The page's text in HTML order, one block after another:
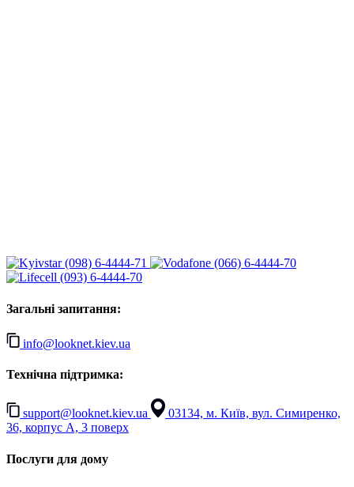
(098) 6-4444-71
(066) 6-4444-70
(093) 6-4444-70
Загальні запитання:
info@looknet.kiev.ua
Технічна підтримка:
support@looknet.kiev.ua
03134, м. Київ, вул. Симиренко,
36, корпус А, 3 поверх
Послуги для дому